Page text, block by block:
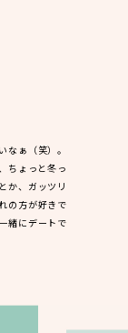
ぁ（笑）。
ちょっと冬っ
か、ガッツリ
の方が好きで
緒にデートで